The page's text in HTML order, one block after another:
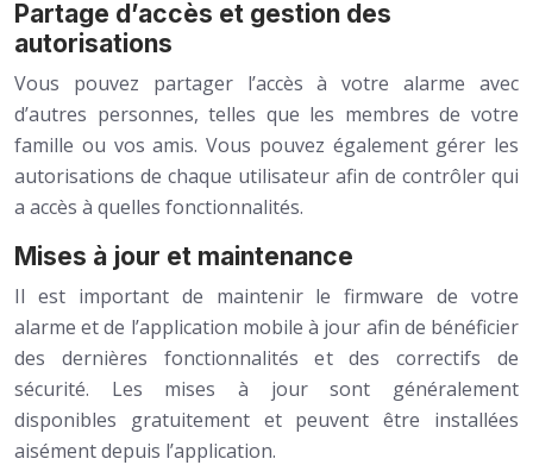
Partage d’accès et gestion des
autorisations
Vous pouvez partager l’accès à votre alarme avec
d’autres personnes, telles que les membres de votre
famille ou vos amis. Vous pouvez également gérer les
autorisations de chaque utilisateur afin de contrôler qui
a accès à quelles fonctionnalités.
Mises à jour et maintenance
Il est important de maintenir le firmware de votre
alarme et de l’application mobile à jour afin de bénéficier
des dernières fonctionnalités et des correctifs de
sécurité. Les mises à jour sont généralement
disponibles gratuitement et peuvent être installées
aisément depuis l’application.